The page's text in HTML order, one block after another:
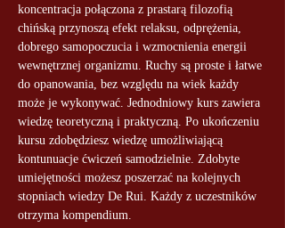
koncentracja połączona z prastarą filozofią
chińską przynoszą efekt relaksu, odprężenia,
dobrego samopoczucia i wzmocnienia energii
wewnętrznej organizmu. Ruchy są proste i łatwe
do opanowania, bez względu na wiek każdy
może je wykonywać. Jednodniowy kurs zawiera
wiedzę teoretyczną i praktyczną. Po ukończeniu
kursu zdobędziesz wiedzę umożliwiającą
kontunuacje ćwiczeń samodzielnie. Zdobyte
umiejętności możesz poszerzać na kolejnych
stopniach wiedzy De Rui. Każdy z uczestników
otrzyma kompendium.